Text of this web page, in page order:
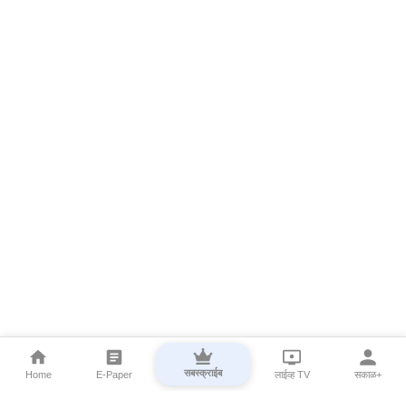
Home E-Paper सबस्क्राईब लाईव्ह TV सकाळ+